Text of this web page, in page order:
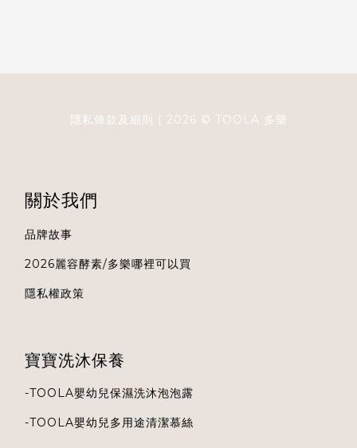
隱私條款及細則 | 2026 © TOOLA 多樂
關於我們
品牌故事
2026麗容酵素/多樂哪裡可以買
隱私權政策
寶寶洗沐保養
-TOOLA嬰幼兒保濕洗沐泡泡露
-TOOLA嬰幼兒多用途清潔慕絲